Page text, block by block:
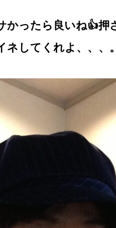
かったら良いね👍押
ネしてくれよ、、、